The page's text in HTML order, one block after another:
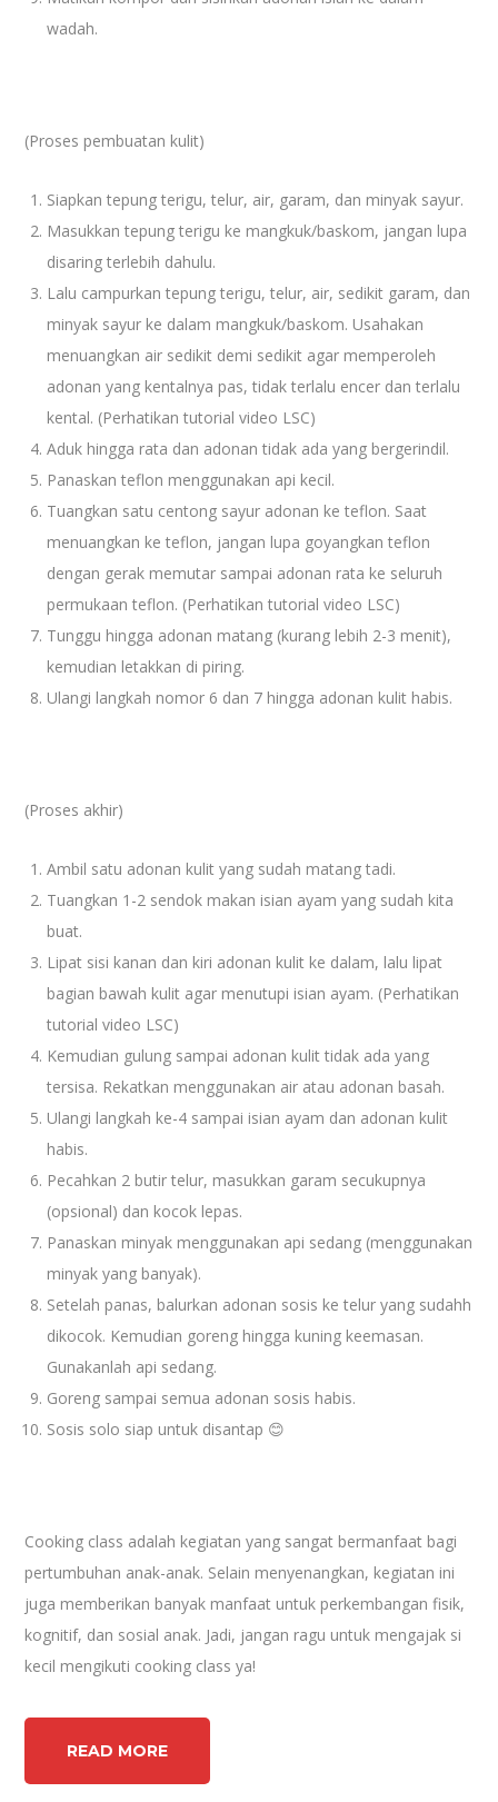
wadah.
(Proses pembuatan kulit)
Siapkan tepung terigu, telur, air, garam, dan minyak sayur.
Masukkan tepung terigu ke mangkuk/baskom, jangan lupa
disaring terlebih dahulu.
Lalu campurkan tepung terigu, telur, air, sedikit garam, dan
minyak sayur ke dalam mangkuk/baskom. Usahakan
menuangkan air sedikit demi sedikit agar memperoleh
adonan yang kentalnya pas, tidak terlalu encer dan terlalu
kental. (Perhatikan tutorial video LSC)
Aduk hingga rata dan adonan tidak ada yang bergerindil.
Panaskan teflon menggunakan api kecil.
Tuangkan satu centong sayur adonan ke teflon. Saat
menuangkan ke teflon, jangan lupa goyangkan teflon
dengan gerak memutar sampai adonan rata ke seluruh
permukaan teflon. (Perhatikan tutorial video LSC)
Tunggu hingga adonan matang (kurang lebih 2-3 menit),
kemudian letakkan di piring.
Ulangi langkah nomor 6 dan 7 hingga adonan kulit habis.
(Proses akhir)
Ambil satu adonan kulit yang sudah matang tadi.
Tuangkan 1-2 sendok makan isian ayam yang sudah kita
buat.
Lipat sisi kanan dan kiri adonan kulit ke dalam, lalu lipat
bagian bawah kulit agar menutupi isian ayam. (Perhatikan
tutorial video LSC)
Kemudian gulung sampai adonan kulit tidak ada yang
tersisa. Rekatkan menggunakan air atau adonan basah.
Ulangi langkah ke-4 sampai isian ayam dan adonan kulit
habis.
Pecahkan 2 butir telur, masukkan garam secukupnya
(opsional) dan kocok lepas.
Panaskan minyak menggunakan api sedang (menggunakan
minyak yang banyak).
Setelah panas, balurkan adonan sosis ke telur yang sudahh
dikocok. Kemudian goreng hingga kuning keemasan.
Gunakanlah api sedang.
Goreng sampai semua adonan sosis habis.
Sosis solo siap untuk disantap 😊
Cooking class adalah kegiatan yang sangat bermanfaat bagi
pertumbuhan anak-anak. Selain menyenangkan, kegiatan ini
juga memberikan banyak manfaat untuk perkembangan fisik,
kognitif, dan sosial anak. Jadi, jangan ragu untuk mengajak si
kecil mengikuti cooking class ya!
READ MORE